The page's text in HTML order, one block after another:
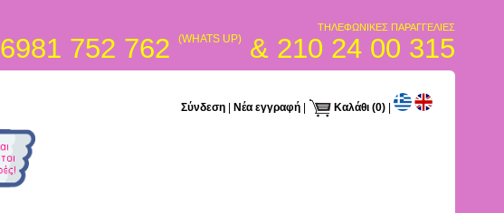
ΤΗΛΕΦΩΝΙΚΕΣ ΠΑΡΑΓΓΕΛΙΕΣ
6981 752 762(WHATS UP) & 210 24 00 315
Σύνδεση Νέα εγγραφή Καλάθι (0) |